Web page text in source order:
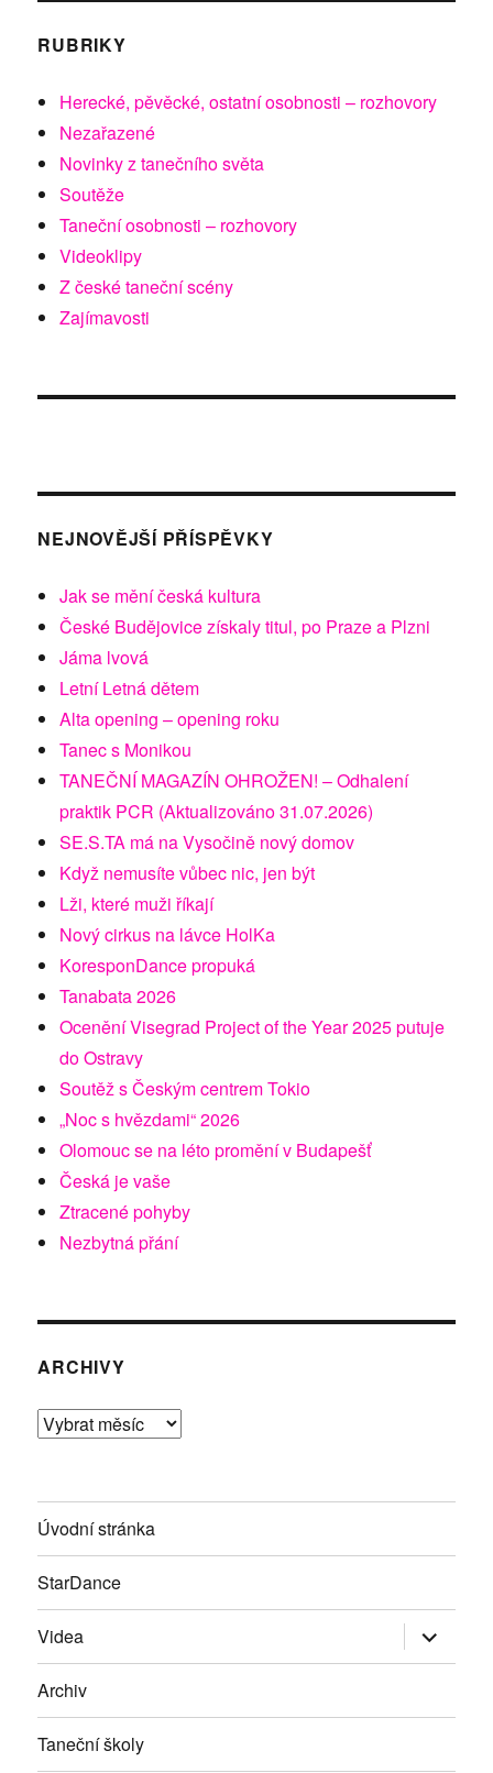
RUBRIKY
Herecké, pěvěcké, ostatní osobnosti – rozhovory
Nezařazené
Novinky z tanečního světa
Soutěže
Taneční osobnosti – rozhovory
Videoklipy
Z české taneční scény
Zajímavosti
NEJNOVĚJŠÍ PŘÍSPĚVKY
Jak se mění česká kultura
České Budějovice získaly titul, po Praze a Plzni
Jáma lvová
Letní Letná dětem
Alta opening – opening roku
Tanec s Monikou
TANEČNÍ MAGAZÍN OHROŽEN! – Odhalení
praktik PCR (Aktualizováno 31.07.2026)
SE.S.TA má na Vysočině nový domov
Když nemusíte vůbec nic, jen být
Lži, které muži říkají
Nový cirkus na lávce HolKa
KoresponDance propuká
Tanabata 2026
Ocenění Visegrad Project of the Year 2025 putuje
do Ostravy
Soutěž s Českým centrem Tokio
„Noc s hvězdami“ 2026
Olomouc se na léto promění v Budapešť
Česká je vaše
Ztracené pohyby
Nezbytná přání
ARCHIVY
Archivy
Úvodní stránka
StarDance
Videa Zobrazit
položky
Archiv
Taneční školy